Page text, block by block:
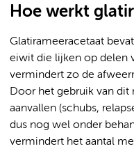
Hoe werkt
Glatirameeracetaat
eiwit die lijken op delen
vermindert zo de
Door het gebruik van
aanvallen (schubs,
dus nog wel onder
vermindert het aantal